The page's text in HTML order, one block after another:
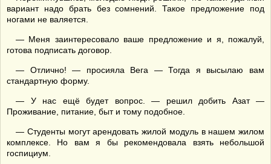
вариант надо брать без сомнений. Такое предложение под
ногами не валяется.
— Меня заинтересовало ваше предложение и я, пожалуй,
готова подписать договор.
— Отлично! — просияла Вега — Тогда я высылаю вам
стандартную форму.
— У нас ещё будет вопрос. — решил добить Азат —
Проживание, питание, быт и тому подобное.
— Студенты могут арендовать жилой модуль в нашем жилом
комплексе. Но вам я бы рекомендовала взять небольшой
госпициум.